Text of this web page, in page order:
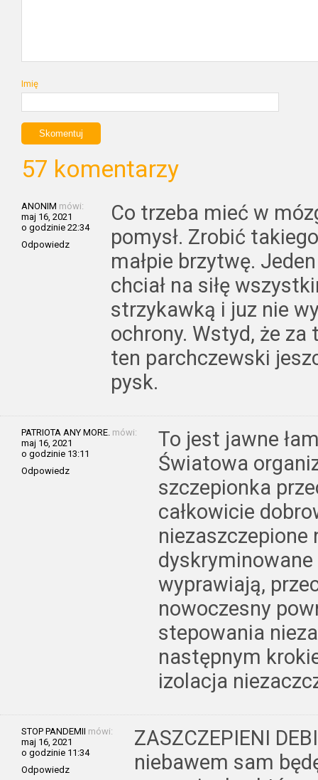
Imię
57 komentarzy
ANONIM mówi:
maj 16, 2021
o godzinie 22:34
Odpowiedz
Co trzeba mieć w
pomysł. Zrobić
małpie brzytwę.
chciał na siłę
strzykawką i juz nie
ochrony. Wstyd, że
ten parchczewski
pysk.
PATRIOTA ANY MORE. mówi:
maj 16, 2021
o godzinie 13:11
Odpowiedz
To jest jawne
Światowa
szczepionka
całkowicie
niezaszczepione
wyprawiają,
nowoczesny
stepowania
następnym
izolacja
STOP PANDEMII mówi:
maj 16, 2021
o godzinie 11:34
Odpowiedz
ZASZCZEPIENI
niebawem sam